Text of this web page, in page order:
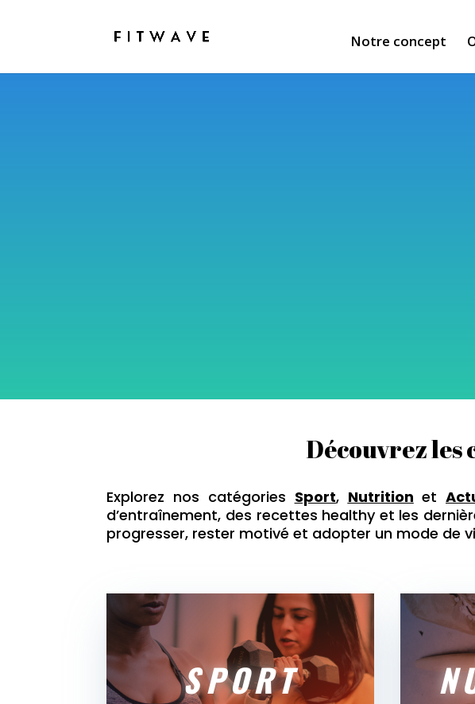
Notre concept
Découvrez les
Explorez nos catégories Sport, Nutrition et
d’entraînement, des recettes healthy et les
progresser, rester motivé et adopter un mode de
SPORT